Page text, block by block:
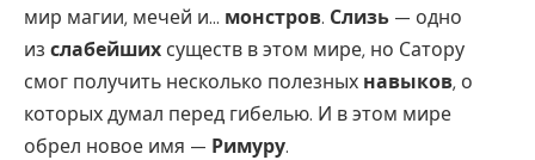
мир магии, мечей и… монстров. Слизь — одно
из слабейших существ в этом мире, но Сатору
смог получить несколько полезных навыков, о
которых думал перед гибелью. И в этом мире
обрел новое имя — Римуру.